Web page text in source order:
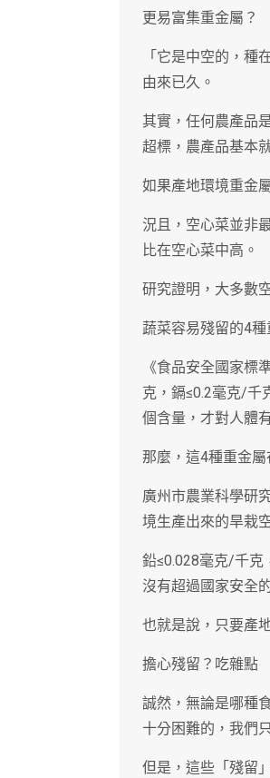
更易富集重金屬？
「它是中空的，
由來已久。
其實，任何農產品
超標，農產品基本
如果產地環境重金
況且，空心菜並非
比在空心菜中高。
研究證明，大多數
蔬菜容易殘留的4
《食品安全國家標
克，鎘≤0.2毫克/千
個含量，才對人體
那麼，這4種重金
廣州市農業科學研
境生產出來的旱栽
鉛≤0.028毫克/千克
沒有超過國家安全
也就是說，只要產
擔心殘留？吃雜點
誠然，無論是哪種
十分困難的，我們
但是，這些「殘留